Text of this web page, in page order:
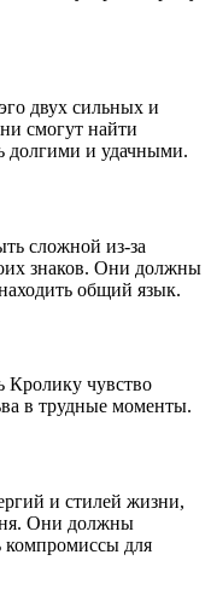
двух сильных и
смогут найти
долгими и удачными.
сложной из-за
знаков. Они должны
общий язык.
Кролику чувство
в трудные моменты.
и стилей жизни,
Они должны
компромиссы для